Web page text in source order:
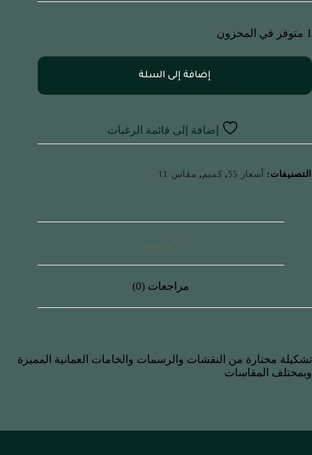
1 متوفر في المخزون
إضافة إلى السلة
إضافة إلى قائمة الرغبات
التصنيفات: آسعار 55 , كميم, مقاس 11
مراجعات (0)
تشكيلة مختارة من النقشات والرسمات والخامات العمانية المميزة
وبمختلف المقاسات